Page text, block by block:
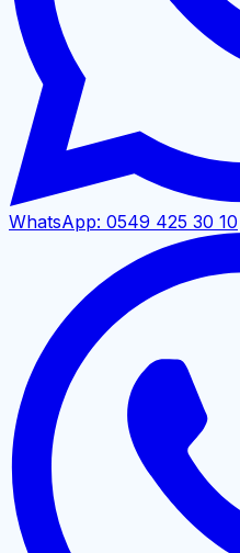
WhatsApp: 0549 425 30 10